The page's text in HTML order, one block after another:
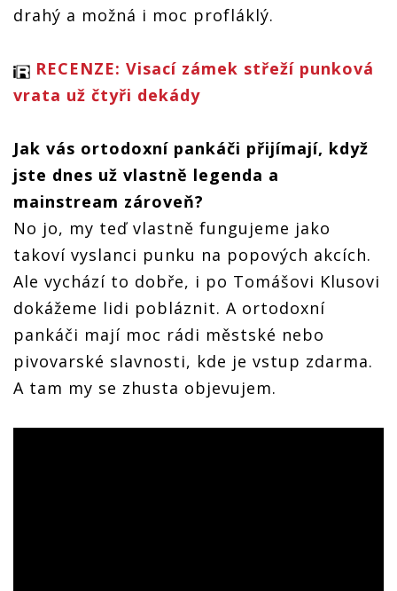
drahý a možná i moc profláklý.
RECENZE: Visací zámek střeží punková
vrata už čtyři dekády
Jak vás ortodoxní pankáči přijímají, když
jste dnes už vlastně legenda a
mainstream zároveň?
No jo, my teď vlastně fungujeme jako
takoví vyslanci punku na popových akcích.
Ale vychází to dobře, i po Tomášovi Klusovi
dokážeme lidi pobláznit. A ortodoxní
pankáči mají moc rádi městské nebo
pivovarské slavnosti, kde je vstup zdarma.
A tam my se zhusta objevujem.